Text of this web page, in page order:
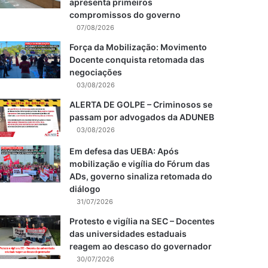
compromissos do governo
07/08/2026
Força da Mobilização: Movimento
Docente conquista retomada das
negociações
03/08/2026
ALERTA DE GOLPE – Criminosos se
passam por advogados da ADUNEB
03/08/2026
Em defesa das UEBA: Após
mobilização e vigília do Fórum das
ADs, governo sinaliza retomada do
diálogo
31/07/2026
Protesto e vigília na SEC – Docentes
das universidades estaduais
reagem ao descaso do governador
30/07/2026